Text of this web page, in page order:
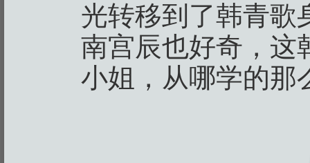
光转移到了韩青歌
南宫辰也好奇，这
小姐，从哪学的那